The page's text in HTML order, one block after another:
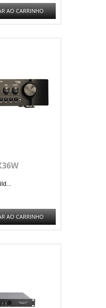
AO CARRINHO
AO CARRINHO